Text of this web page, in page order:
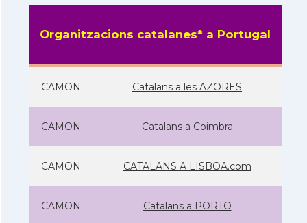
Organitzacions catalanes* a Portugal
CAMON Catalans a les AZORES
CAMON Catalans a Coimbra
CAMON CATALANS A LISBOA.com
CAMON Catalans a PORTO